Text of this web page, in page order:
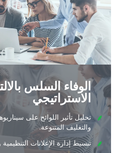
الوفاء السلس
الاستراتيجي
تحليل تأثير اللوائح على
والتغليف المتنوعة.
تبسيط إدارة الإعلانات